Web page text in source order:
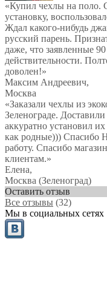
«Купил чехлы на поло.
установку,
Ждал какого-нибудь
русский парень.
даже, что заявленные
действительности.
доволен!»
Максим Андреевич,
Москва
«Заказали чехлы из
Зеленограде.
аккуратно установил
как родные))) Спасибо
работу. Спасибо
клиентам.»
Елена,
Москва (Зеленоград)
Оставить отзыв
Все отзывы (32)
Мы в социальных сетях